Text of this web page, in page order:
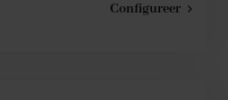
Configureer